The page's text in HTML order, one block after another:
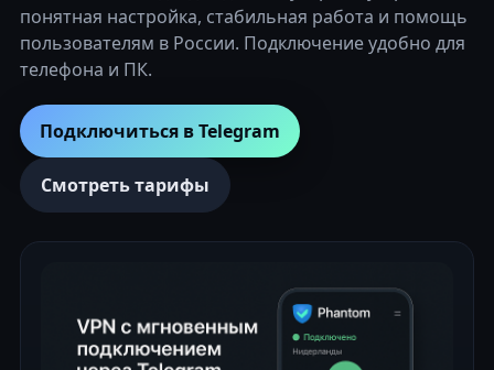
понятная настройка, стабильная работа и помощь
пользователям в России. Подключение удобно для
телефона и ПК.
Подключиться в Telegram
Смотреть тарифы